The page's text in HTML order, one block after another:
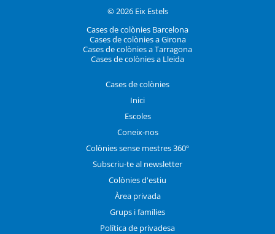
© 2026 Eix Estels
Cases de colònies Barcelona
Cases de colònies a Girona
Cases de colònies a Tarragona
Cases de colònies a Lleida
Cases de colònies
Inici
Escoles
Coneix-nos
Colònies sense mestres 360º
Subscriu-te al newsletter
Colònies d'estiu
Àrea privada
Grups i famílies
Política de privadesa